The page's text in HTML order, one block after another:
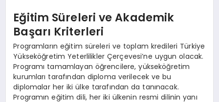
Eğitim Süreleri ve Akademik
Başarı Kriterleri
Programların eğitim süreleri ve toplam kredileri Türkiye
Yükseköğretim Yeterlilikler Çerçevesi’ne uygun olacak.
Programı tamamlayan öğrencilere, yükseköğretim
kurumları tarafından diploma verilecek ve bu
diplomalar her iki ülke tarafından da tanınacak.
Programın eğitim dili, her iki ülkenin resmi dilinin yanı